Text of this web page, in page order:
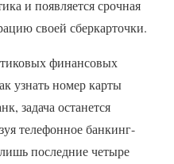
и появляется срочная
своей сберкарточки.
финансовых
узнать номер карты
задача останется
телефонное банкинг-
последние четыре